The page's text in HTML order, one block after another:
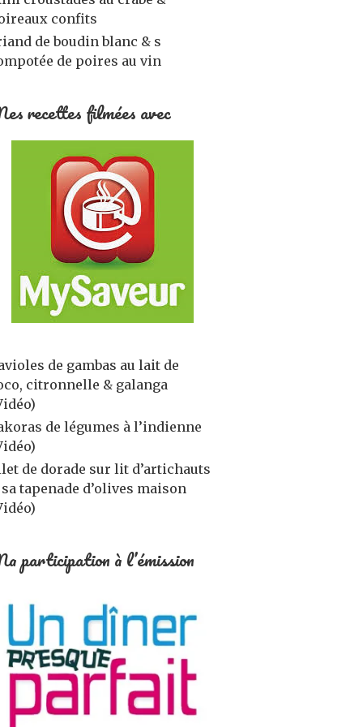
confits
de boudin blanc & s
de poires au vin
recettes filmées avec
de gambas au lait de
citronnelle & galanga
de légumes à l’indienne
de dorade sur lit d’artichauts
sa tapenade d’olives maison
participation à l’émission